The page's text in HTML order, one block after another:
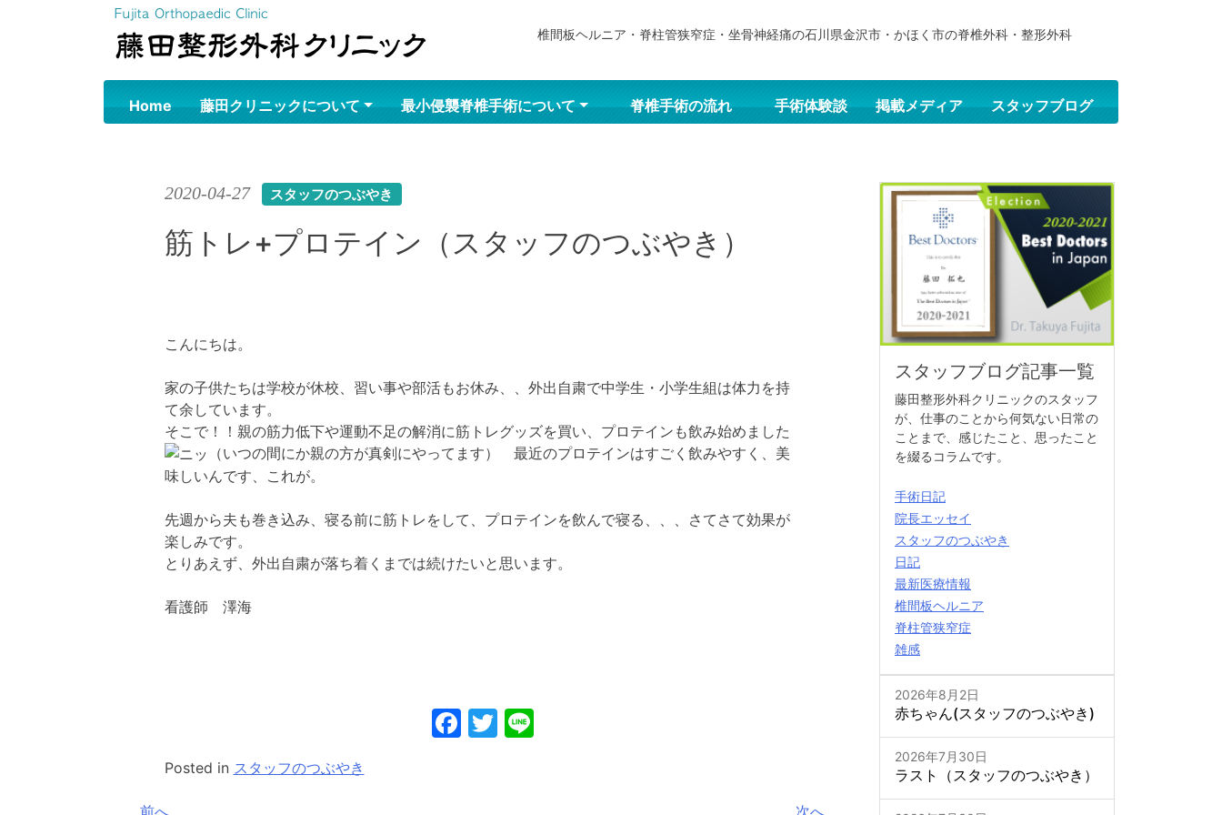
椎間板ヘルニア・脊柱管狭窄症・坐骨神経痛の石川県金沢市・かほく市の脊椎外科・整形外科
Home 藤田クリニックについて 最小侵襲脊椎手術について 脊椎手術の流れ 手術体験談 掲載メディア スタッフブログ
2020-04-27 スタッフのつぶやき
筋トレ+プロテイン（スタッフのつぶやき）
こんにちは。
家の子供たちは学校が休校、習い事や部活もお休み、、外出自粛で中学生・小学生組は体力を持
て余しています。
そこで！！親の筋力低下や運動不足の解消に筋トレグッズを買い、プロテインも飲み始めました
（いつの間にか親の方が真剣にやってます） 最近のプロテインはすごく飲みやすく、美
味しいんです、これが。
先週から夫も巻き込み、寝る前に筋トレをして、プロテインを飲んで寝る、、、さてさて効果が
楽しみです。
とりあえず、外出自粛が落ち着くまでは続けたいと思います。
看護師 澤海
Facebook
Twitter
Line
Posted in スタッフのつぶやき
スタッフブログ記事一覧
藤田整形外科クリニックのスタッフ
が、仕事のことから何気ない日常の
ことまで、感じたこと、思ったこと
を綴るコラムです。
手術日記
院長エッセイ
スタッフのつぶやき
日記
最新医療情報
椎間板ヘルニア
脊柱管狭窄症
雑感
2026年8月2日
赤ちゃん(スタッフのつぶやき)
2026年7月30日
ラスト（スタッフのつぶやき）